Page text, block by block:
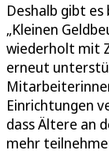
Deshalb gibt
„Kleinen
wiederholt mit
erneut
Einrichtungen
dass Ältere an
mehr